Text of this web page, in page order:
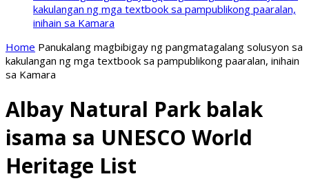
kakulangan ng mga textbook sa pampublikong paaralan,
inihain sa Kamara
Home Panukalang magbibigay ng pangmatagalang solusyon sa
kakulangan ng mga textbook sa pampublikong paaralan, inihain
sa Kamara
Albay Natural Park balak
isama sa UNESCO World
Heritage List